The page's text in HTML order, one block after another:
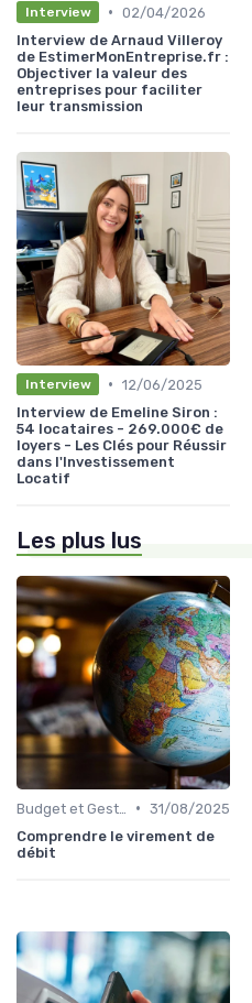
Interview • 02/04/2026
Interview de Arnaud Villeroy
de EstimerMonEntreprise.fr :
Objectiver la valeur des
entreprises pour faciliter
leur transmission
Interview • 12/06/2025
Interview de Emeline Siron :
54 locataires - 269.000€ de
loyers - Les Clés pour Réussir
dans l'Investissement
Locatif
Les plus lus
• 31/08/2025
Comprendre le virement de
débit